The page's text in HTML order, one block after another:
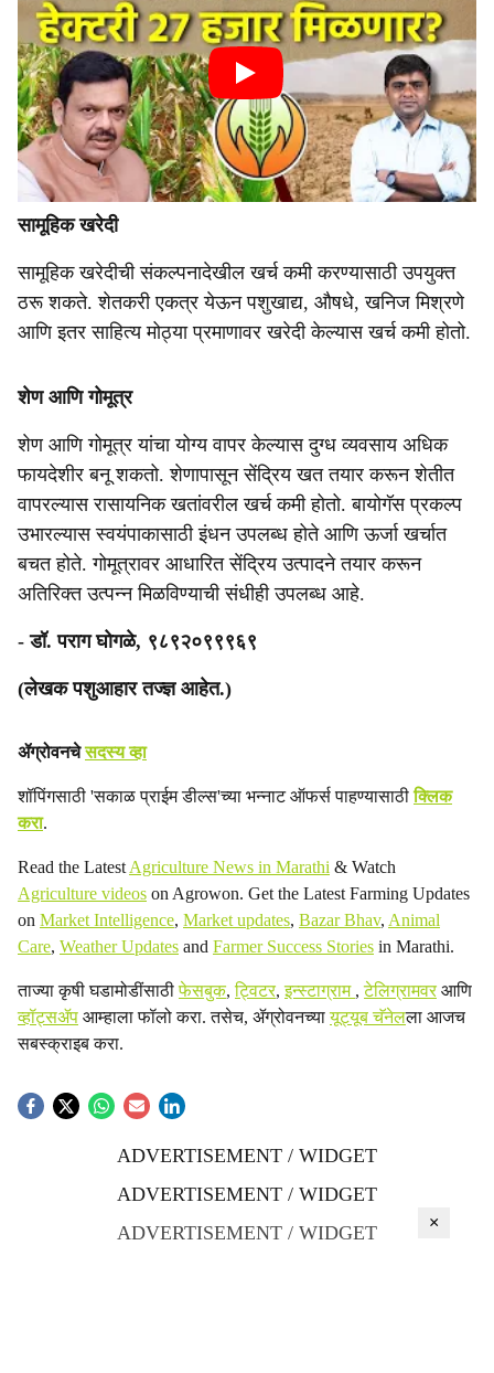
सामूहिक खरेदी
सामूहिक खरेदीची संकल्पनादेखील खर्च कमी करण्यासाठी उपयुक्त
ठरू शकते. शेतकरी एकत्र येऊन पशुखाद्य, औषधे, खनिज मिश्रणे
आणि इतर साहित्य मोठ्या प्रमाणावर खरेदी केल्यास खर्च कमी होतो.
शेण आणि गोमूत्र
शेण आणि गोमूत्र यांचा योग्य वापर केल्यास दुग्ध व्यवसाय अधिक
फायदेशीर बनू शकतो. शेणापासून सेंद्रिय खत तयार करून शेतीत
वापरल्यास रासायनिक खतांवरील खर्च कमी होतो. बायोगॅस प्रकल्प
उभारल्यास स्वयंपाकासाठी इंधन उपलब्ध होते आणि ऊर्जा खर्चात
बचत होते. गोमूत्रावर आधारित सेंद्रिय उत्पादने तयार करून
अतिरिक्त उत्पन्न मिळविण्याची संधीही उपलब्ध आहे.
- डॉ. पराग घोगळे, ९८९२०९९९६९
(लेखक पशुआहार तज्ज्ञ आहेत.)
ॲग्रोवनचेसदस्य व्हा
शॉपिंगसाठी 'सकाळ प्राईम डील्स'च्या भन्नाट ऑफर्स पाहण्यासाठीक्लिक
करा.
Read the Latest Agriculture News in Marathi & Watch
Agriculture videos on Agrowon. Get the Latest Farming Updates
on Market Intelligence, Market updates, Bazar Bhav, Animal
Care, Weather Updates and Farmer Success Stories in Marathi.
ताज्या कृषी घडामोडींसाठीफेसबुक,ट्विटर,इन्स्टाग्राम ,टेलिग्रामवरआणि
व्हॉट्सॲप आम्हाला फॉलो करा. तसेच, ॲग्रोवनच्यायूट्यूब चॅनेलला आजच
सबस्क्राइब करा.
ADVERTISEMENT / WIDGET
ADVERTISEMENT / WIDGET
ADVERTISEMENT / WIDGET
×